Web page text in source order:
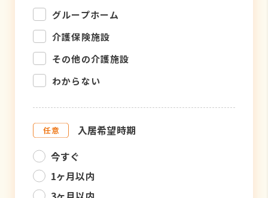
グループホーム
介護保険施設
その他の介護施設
わからない
入居希望時期
今すぐ
1ヶ月以内